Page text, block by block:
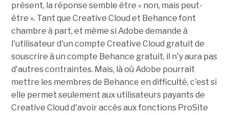
présent, la réponse semble être « non, mais peut-
être ». Tant que Creative Cloud et Behance font
chambre à part, et même si Adobe demande à
l'utilisateur d'un compte Creative Cloud gratuit de
souscrire à un compte Behance gratuit, il n'y aura pas
d'autres contraintes. Mais, là où Adobe pourrait
mettre les membres de Behance en difficulté, c'est si
elle permet seulement aux utilisateurs payants de
Creative Cloud d'avoir accès aux fonctions ProSite